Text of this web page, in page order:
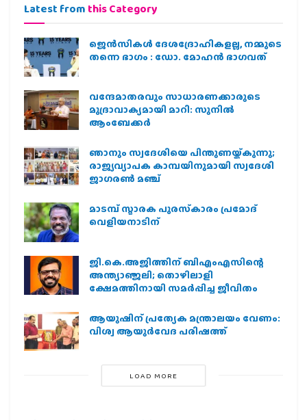
Latest from this Category
ജെന്‍സികള്‍ ദേശദ്രോഹികളല്ല, നമ്മുടെ
തന്നെ ഭാഗം : ഡോ. മോഹന്‍ ഭാഗവത്
വന്ദേമാതരവും സാധാരണക്കാരുടെ
മുദ്രാവാക്യമായി മാറി: സുനിൽ
ആംബേക്കർ
ഞാനും സ്വദേശിയെ പിന്തുണയ്ക്കുന്നു;
രാജ്യവ്യാപക കാമ്പയിനുമായി സ്വദേശി
ജാഗരണ്‍ മഞ്ച്
മാടമ്പ് സ്മാരക പുരസ്‌കാരം പ്രമോദ്
വെളിയനാടിന്
ജി.കെ.അജിത്തിന് ബിഎംഎസിന്റെ
അന്ത്യാഞ്ജലി; തൊഴിലാളി
ക്ഷേമത്തിനായി സമര്‍പ്പിച്ച ജീവിതം
ആയുഷിന് പ്രത്യേക മന്ത്രാലയം വേണം:
വിശ്വ ആയുര്‍വേദ പരിഷത്ത്
LOAD MORE